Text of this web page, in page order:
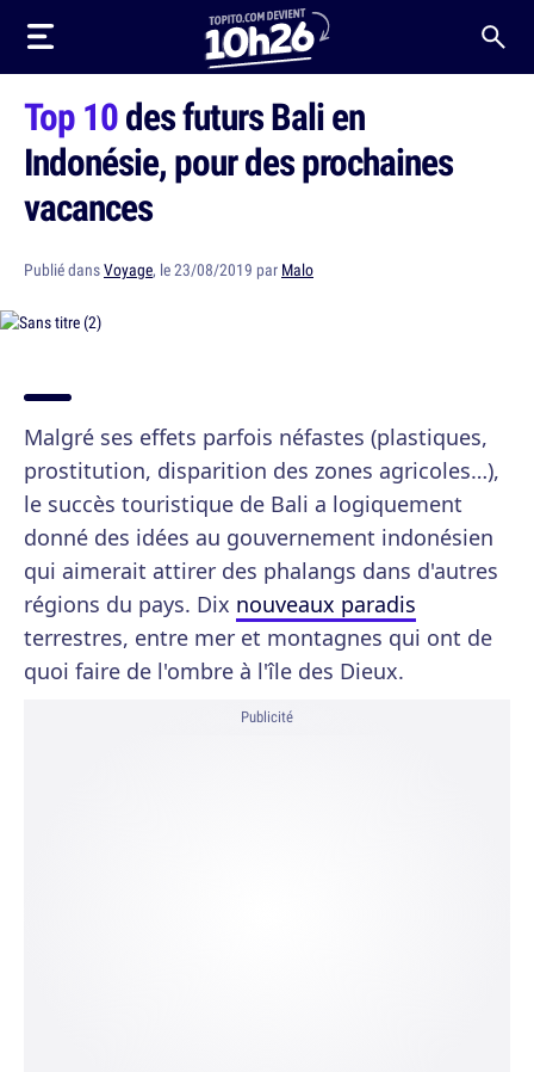
Top 10des futurs Bali en
Indonésie, pour des prochaines
vacances
Publié dansVoyage, le 23/08/2019 par Malo
Malgré ses effets parfois néfastes (plastiques,
prostitution, disparition des zones agricoles…),
le succès touristique de Bali a logiquement
donné des idées au gouvernement indonésien
qui aimerait attirer des phalangs dans d'autres
régions du pays. Dix nouveaux paradis
terrestres, entre mer et montagnes qui ont de
quoi faire de l'ombre à l'île des Dieux.
Publicité